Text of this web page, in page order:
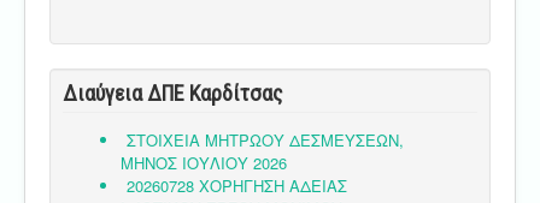
Διαύγεια ΔΠΕ Καρδίτσας